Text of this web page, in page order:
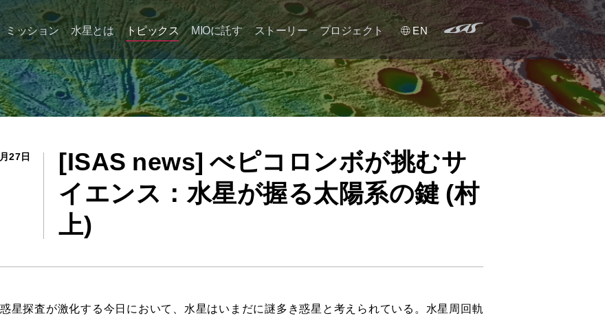
ミッション
気圏探査機「みお」と
を知る
多い旅
お」が目指すサイエンス
水星とは トピックス MIOに託す ストーリー プロジェクト
プロジェクトメンバー
PI メンバー
国際協力
EN
[ISAS news] べピコロンボが挑むサ
イエンス：水星が握る太陽系の鍵 (村
上)
27日
星探査が激化する今日において、水星はいまだに謎多き惑星と考えられている。水星周回軌